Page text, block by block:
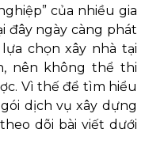
của nhiều gia
đây ngày càng phát
chọn xây nhà tại
nên không thể thi
Vì thế để tìm hiểu
dịch vụ xây dựng
dõi bài viết dưới